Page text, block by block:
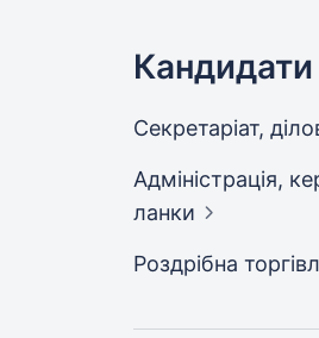
Кандидати
Секретаріат,
Адмiнiстрацiя,
ланки
Роздрібна